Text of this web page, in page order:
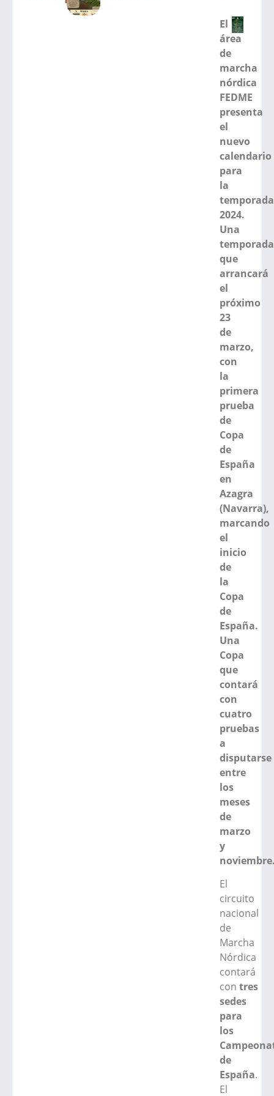
El
área
de
marcha
nórdica
FEDME
presenta
el
nuevo
calendario
para
la
temporada
2024.
Una
temporada
que
arrancará
el
próximo
23
de
marzo,
con
la
primera
prueba
de
Copa
de
España
en
Azagra
(Navarra),
marcando
el
inicio
de
la
Copa
de
España.
Una
Copa
que
contará
con
cuatro
pruebas
a
disputarse
entre
los
meses
de
marzo
y
El
circuito
nacional
de
Marcha
Nórdica
contará
contres
sedes
para
los
de
España.
El